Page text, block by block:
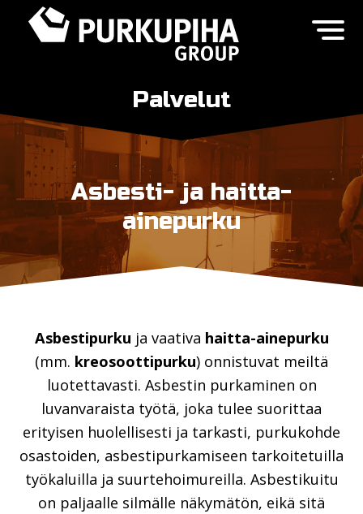
Palvelut
Asbesti- ja haitta-
ainepurku
Asbestipurku ja vaativa haitta-ainepurku
(mm. kreosoottipurku) onnistuvat meiltä
luotettavasti. Asbestin purkaminen on
luvanvaraista työtä, joka tulee suorittaa
erityisen huolellisesti ja tarkasti, purkukohde
osastoiden, asbestipurkamiseen tarkoitetuilla
työkaluilla ja suurtehoimureilla. Asbestikuitu
on paljaalle silmälle näkymätön, eikä sitä